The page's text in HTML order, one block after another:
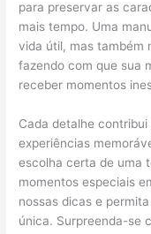
para preservar as
mais tempo. Uma
vida útil, mas também
fazendo com que sua
receber momentos
Cada detalhe
experiências
escolha certa de uma
momentos especiais
nossas dicas e
única. Surpreenda-se